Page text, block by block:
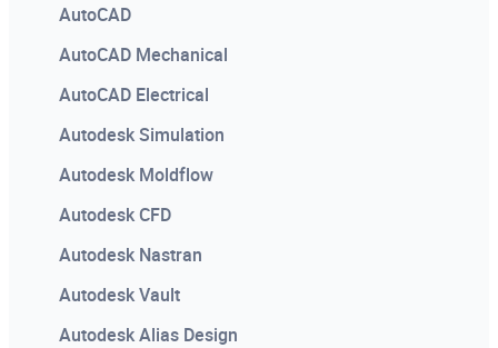
AutoCAD
AutoCAD Mechanical
AutoCAD Electrical
Autodesk Simulation
Autodesk Moldflow
Autodesk CFD
Autodesk Nastran
Autodesk Vault
Autodesk Alias Design